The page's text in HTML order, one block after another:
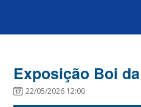
Exposição Boi
22/05/2026 12:00